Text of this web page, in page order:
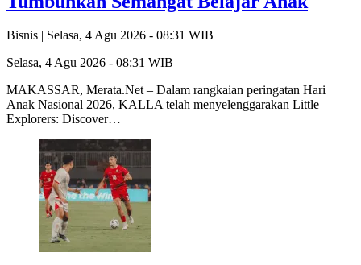
Bisnis | Selasa, 4 Agu 2026 - 08:31 WIB
Selasa, 4 Agu 2026 - 08:31 WIB
MAKASSAR, Merata.Net – Dalam rangkaian peringatan Hari
Anak Nasional 2026, KALLA telah menyelenggarakan Little
Explorers: Discover…